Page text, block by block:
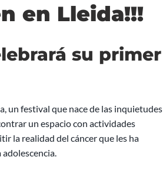
en Lleida!!!
su primer
un festival que nace de las inquietudes
un espacio con actividades
la realidad del cáncer que les ha